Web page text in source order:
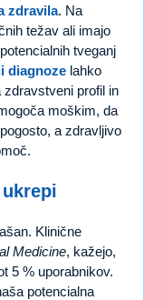
zdravila. Na
težav ali imajo
tveganj
diagnoze lahko
profil in
moškim, da
a zdravljivo
Klinične
Medicine, kažejo,
5 % uporabnikov.
potencialna